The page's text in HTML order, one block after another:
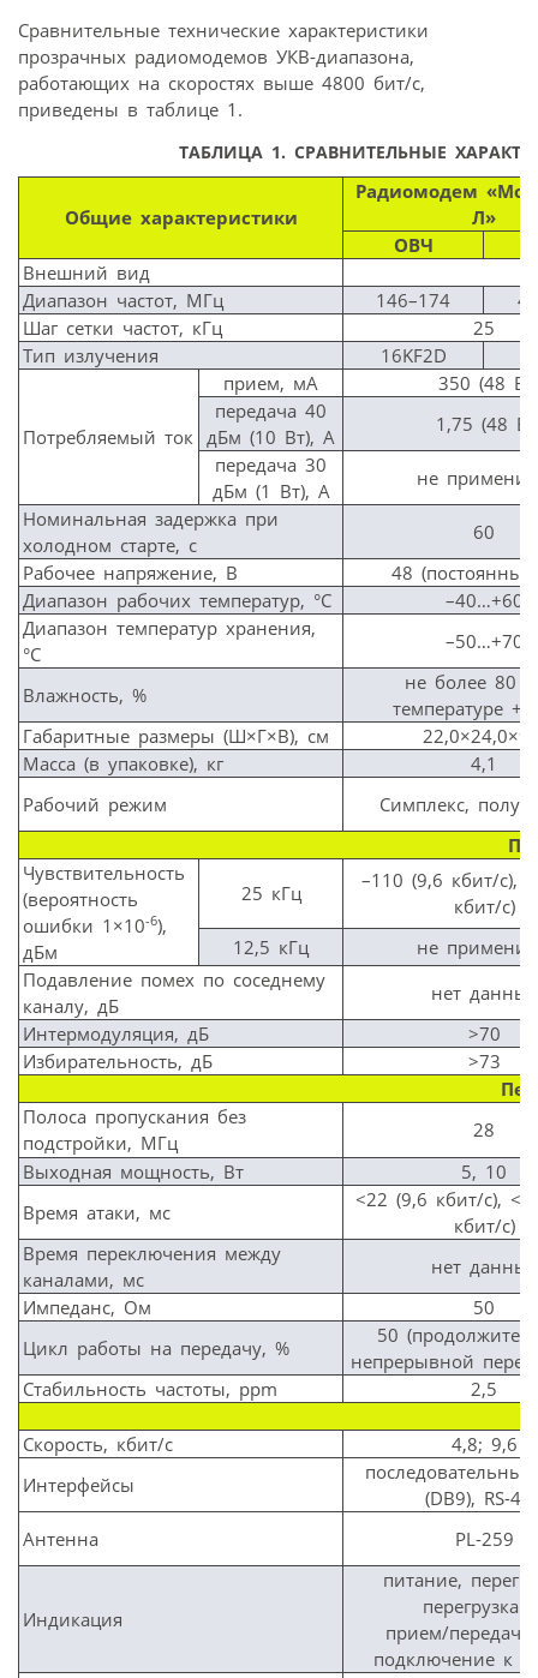
Сравнительные технические характеристики
прозрачных радиомодемов УКВ-диапазона,
работающих на скоростях выше 4800 бит/с,
приведены в таблице 1.
ТАБЛИЦА 1. СРАВНИТЕЛЬНЫЕ
Общие характеристики
Радиомодем
Л»
ОВЧ
Внешний вид
Диапазон частот, МГц
146–174
Шаг сетки частот, кГц
25
Тип излучения
16KF2D
Потребляемый ток
прием, мА
350 (48 В)
передача 40
дБм (10 Вт), А
1,75 (48 В)
передача 30
дБм (1 Вт), А
не
Номинальная задержка при
холодном старте, с
60
Рабочее напряжение, В
48 (постоянный
Диапазон рабочих температур, °C
–40…+60
Диапазон температур хранения,
°C
–50…+70
Влажность, %
не более 80
температуре
Габаритные размеры (Ш×Г×В), см
Масса (в упаковке), кг
4,1
Рабочий режим
Симплекс,
Чувствительность
(вероятность
ошибки 1×10-6),
дБм
25 кГц
–110 (9,6 кбит/с),
кбит/с)
12,5 кГц
не
Подавление помех по соседнему
каналу, дБ
нет данных
Интермодуляция, дБ
>70
Избирательность, дБ
>73
Полоса пропускания без
подстройки, МГц
28
Выходная мощность, Вт
5, 10
Время атаки, мс
<22 (9,6 кбит/с),
кбит/с)
Время переключения между
каналами, мс
нет данных
Импеданс, Ом
50
Цикл работы на передачу, %
50
непрерывной
Стабильность частоты, ppm
2,5
Скорость, кбит/с
4,8; 9,6
Интерфейсы
(DB9), RS-
Антенна
PL-259
Индикация
питание,
перегрузка
прием/передача,
подключение к